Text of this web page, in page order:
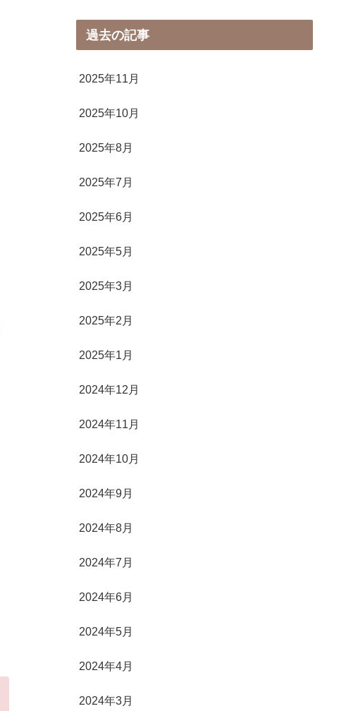
過去の記事
2025年11月
2025年10月
2025年8月
2025年7月
2025年6月
2025年5月
2025年3月
2025年2月
2025年1月
2024年12月
2024年11月
2024年10月
2024年9月
2024年8月
2024年7月
2024年6月
2024年5月
2024年4月
2024年3月